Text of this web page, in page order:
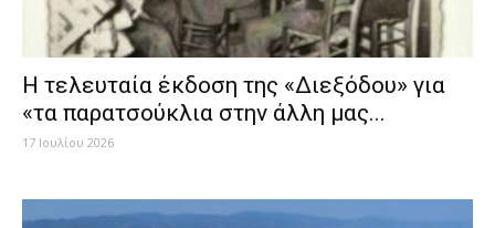
Η τελευταία έκδοση της «Διεξόδου» για
«τα παρατσούκλια στην άλλη μας...
17 Ιουλίου 2026